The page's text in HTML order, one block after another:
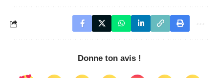
Donne ton avis !